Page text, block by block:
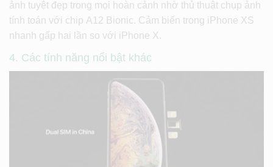
ảnh tuyệt đẹp trong mọi hoàn cảnh nhờ thủ thuật chụp ảnh
tính toán với chip A12 Bionic. Cảm biến trong iPhone XS
nhanh gấp hai lần so với iPhone X.
4. Các tính năng nổi bật khác